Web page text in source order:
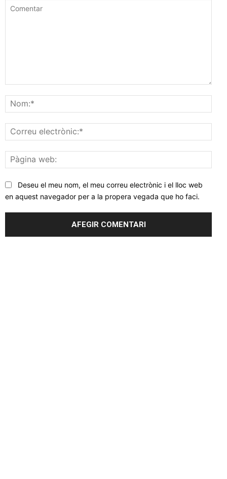
web:
Deseu el meu nom, el meu correu electrònic i el lloc web
en aquest navegador per a la propera vegada que ho faci.